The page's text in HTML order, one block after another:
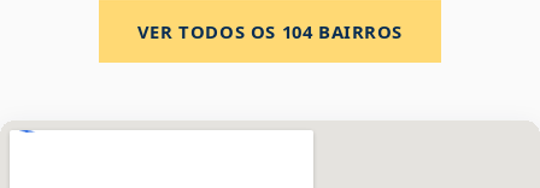
VER TODOS OS 104BAIRROS